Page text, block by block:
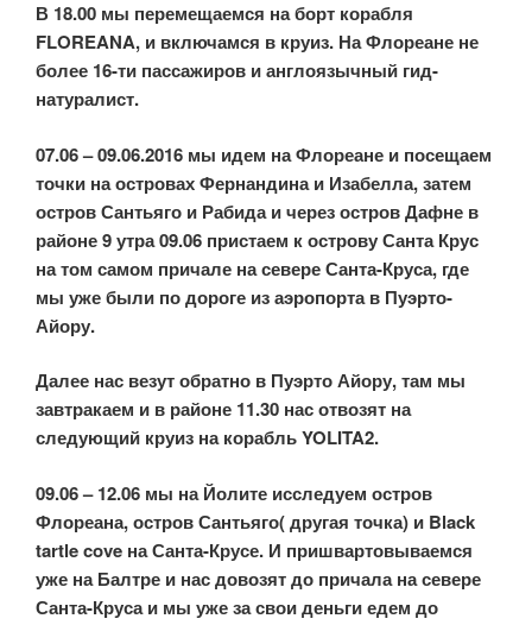
В 18.00 мы перемещаемся на борт корабля
FLOREANA, и включамся в круиз. На Флореане не
более 16-ти пассажиров и англоязычный гид-
натуралист.
07.06 – 09.06.2016 мы идем на Флореане и посещаем
точки на островах Фернандина и Изабелла, затем
остров Сантьяго и Рабида и через остров Дафне в
районе 9 утра 09.06 пристаем к острову Санта Крус
на том самом причале на севере Санта-Круса, где
мы уже были по дороге из аэропорта в Пуэрто-
Айору.
Далее нас везут обратно в Пуэрто Айору, там мы
завтракаем и в районе 11.30 нас отвозят на
следующий круиз на корабль YOLITA2.
09.06 – 12.06 мы на Йолите исследуем остров
Флореана, остров Сантьяго( другая точка) и Black
tartle cove на Санта-Крусе. И пришвартовываемся
уже на Балтре и нас довозят до причала на севере
Санта-Круса и мы уже за свои деньги едем до